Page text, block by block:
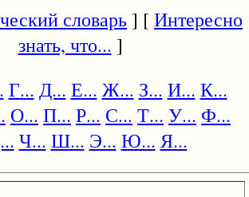
словарь] [Интересно
знать, что... ]
Г... Д... Е... Ж... З... И... К...
О... П... Р... С... Т... У... Ф...
Ч... Ш... Э... Ю... Я...